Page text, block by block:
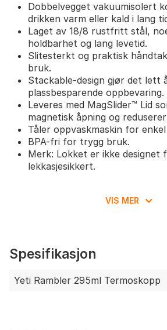
Dobbelvegget vakuumisolert
drikken varm eller kald i lang
Laget av 18/8 rustfritt stål,
holdbarhet og lang levetid.
Slitesterkt og praktisk
bruk.
Stackable-design gjør det lett
plassbesparende oppbevaring.
Leveres med MagSlider™ Lid
magnetisk åpning og
Tåler oppvaskmaskin for
BPA-fri for trygg bruk.
Merk: Lokket er ikke
lekkasjesikkert.
VIS MER
Spesifikasjon
Yeti Rambler 295ml Termoskopp